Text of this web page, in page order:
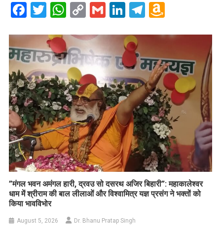
Facebook
Twitter
WhatsApp
CopyGmailLinkedIn
Telegram
List
​”मंगल भवन अमंगल हारी, द्रवउ सो दसरथ अजिर बिहारी”: महाकालेश्वर
धाम में श्रीराम की बाल लीलाओं और विश्वामित्र यज्ञ प्रसंग ने भक्तों को
किया भावविभोर
August 5, 2026 Dr. Bhanu Pratap Singh